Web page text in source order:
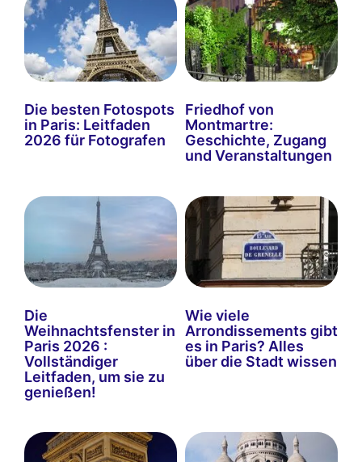
Die besten Fotospots
in Paris: Leitfaden
2026 für Fotografen
Friedhof von
Montmartre:
Geschichte, Zugang
und Veranstaltungen
Die
Weihnachtsfenster in
Paris 2026 :
Vollständiger
Leitfaden, um sie zu
genießen!
Wie viele
Arrondissements gibt
es in Paris? Alles
über die Stadt wissen